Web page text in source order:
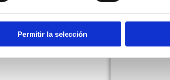
Permitir la selección